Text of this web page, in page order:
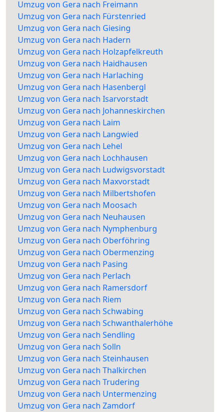
Umzug von Gera nach Freimann
Umzug von Gera nach Fürstenried
Umzug von Gera nach Giesing
Umzug von Gera nach Hadern
Umzug von Gera nach Holzapfelkreuth
Umzug von Gera nach Haidhausen
Umzug von Gera nach Harlaching
Umzug von Gera nach Hasenbergl
Umzug von Gera nach Isarvorstadt
Umzug von Gera nach Johanneskirchen
Umzug von Gera nach Laim
Umzug von Gera nach Langwied
Umzug von Gera nach Lehel
Umzug von Gera nach Lochhausen
Umzug von Gera nach Ludwigsvorstadt
Umzug von Gera nach Maxvorstadt
Umzug von Gera nach Milbertshofen
Umzug von Gera nach Moosach
Umzug von Gera nach Neuhausen
Umzug von Gera nach Nymphenburg
Umzug von Gera nach Oberföhring
Umzug von Gera nach Obermenzing
Umzug von Gera nach Pasing
Umzug von Gera nach Perlach
Umzug von Gera nach Ramersdorf
Umzug von Gera nach Riem
Umzug von Gera nach Schwabing
Umzug von Gera nach Schwanthalerhöhe
Umzug von Gera nach Sendling
Umzug von Gera nach Solln
Umzug von Gera nach Steinhausen
Umzug von Gera nach Thalkirchen
Umzug von Gera nach Trudering
Umzug von Gera nach Untermenzing
Umzug von Gera nach Zamdorf